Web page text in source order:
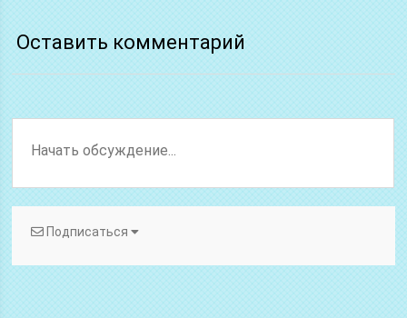
Оставить комментарий
Подписаться